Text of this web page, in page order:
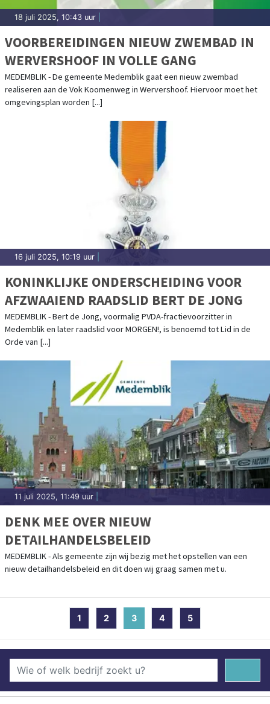
18 juli 2025, 10:43 uur
VOORBEREIDINGEN NIEUW ZWEMBAD IN
WERVERSHOOF IN VOLLE GANG
MEDEMBLIK - De gemeente Medemblik gaat een nieuw zwembad
realiseren aan de Vok Koomenweg in Wervershoof. Hiervoor moet het
omgevingsplan worden [...]
16 juli 2025, 10:19 uur
KONINKLIJKE ONDERSCHEIDING VOOR
AFZWAAIEND RAADSLID BERT DE JONG
MEDEMBLIK - Bert de Jong, voormalig PVDA-fractievoorzitter in
Medemblik en later raadslid voor MORGEN!, is benoemd tot Lid in de
Orde van [...]
11 juli 2025, 11:49 uur
DENK MEE OVER NIEUW
DETAILHANDELSBELEID
MEDEMBLIK - Als gemeente zijn wij bezig met het opstellen van een
nieuw detailhandelsbeleid en dit doen wij graag samen met u.
1 2 3 (current)
4 5